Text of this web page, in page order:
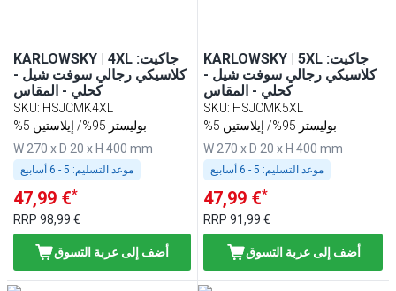
KARLOWSKY | 4XL :جاكيت
كلاسيكي رجالي سوفت شيل -
كحلي - المقاس
SKU: HSJCMK4XL
%5 بوليستر 95%/ إيلاستين
W 270 x D 20 x H 400 mm
موعد التسليم:
47,99 €*
RRP 98,99 €
أضف إلى عربة التسوق
KARLOWSKY | 5XL :جاكيت
كلاسيكي رجالي سوفت شيل -
كحلي - المقاس
SKU: HSJCMK5XL
%5 بوليستر 95%/ إيلاستين
W 270 x D 20 x H 400 mm
موعد التسليم:
47,99 €*
RRP91,99 €
أضف إلى عربة التسوق